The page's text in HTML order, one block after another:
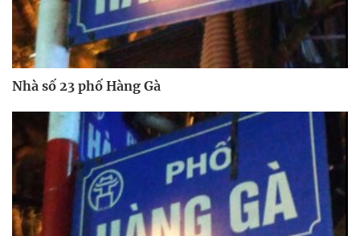
Nhà số 23 phố Hàng Gà